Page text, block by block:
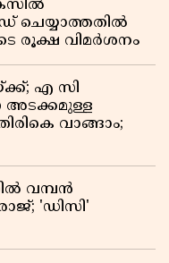
രൂക്ഷ വിമർശനം
എ സി
അടക്കമുള്ള
വാങ്ങാം;
വമ്പൻ
'ഡിസി'